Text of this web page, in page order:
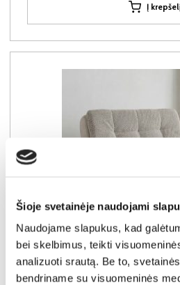
Šioje svetainėje naudojami
Naudojame slapukus, kad
bei skelbimus, teikti
analizuoti srautą. Be to,
bendriname su visuomeninės
Į
YRA SANDĖLYJE